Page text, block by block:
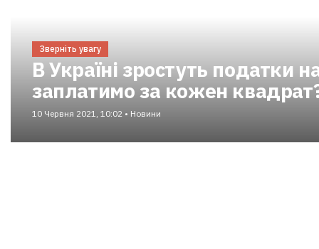
Зверніть увагу
В Україні зростуть податки
заплатимо за кожен
10 Червня 2021, 10:02 • Новини